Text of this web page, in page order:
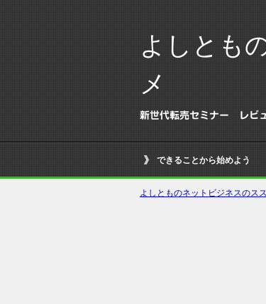
よしとも
メ
新世代転売セミナー レビ
できることから始めよう
よしとものネットビジネスのス